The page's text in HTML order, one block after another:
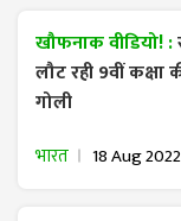
खौफनाक वीडियो! :
लौट रही 9वीं
गोली
भारत 18 Aug 2022